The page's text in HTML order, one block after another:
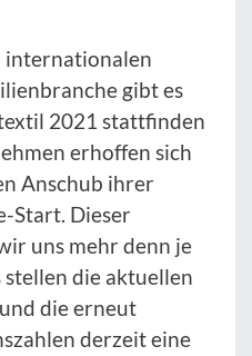
internationalen
gibt es
2021 stattfinden
erhoffen sich
Anschub ihrer
Start. Dieser
uns mehr denn je
die aktuellen
die erneut
derzeit eine